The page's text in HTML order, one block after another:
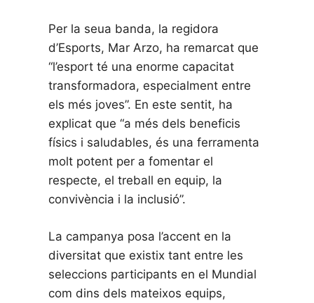
Per la seua banda, la regidora
d’Esports, Mar Arzo, ha remarcat que
“l’esport té una enorme capacitat
transformadora, especialment entre
els més joves”. En este sentit, ha
explicat que “a més dels beneficis
físics i saludables, és una ferramenta
molt potent per a fomentar el
respecte, el treball en equip, la
convivència i la inclusió”.
La campanya posa l’accent en la
diversitat que existix tant entre les
seleccions participants en el Mundial
com dins dels mateixos equips,